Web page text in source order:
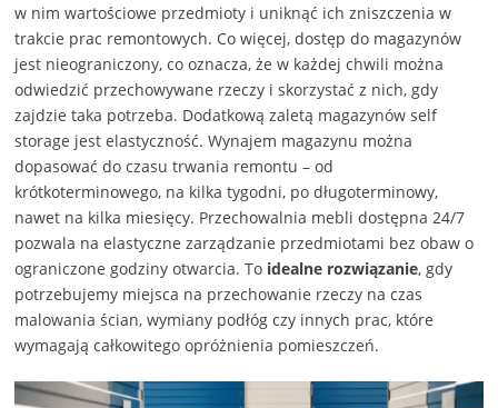
w nim wartościowe przedmioty i uniknąć ich zniszczenia w
trakcie prac remontowych. Co więcej, dostęp do magazynów
jest nieograniczony, co oznacza, że w każdej chwili można
odwiedzić przechowywane rzeczy i skorzystać z nich, gdy
zajdzie taka potrzeba. Dodatkową zaletą magazynów self
storage jest elastyczność. Wynajem magazynu można
dopasować do czasu trwania remontu – od
krótkoterminowego, na kilka tygodni, po długoterminowy,
nawet na kilka miesięcy. Przechowalnia mebli dostępna 24/7
pozwala na elastyczne zarządzanie przedmiotami bez obaw o
ograniczone godziny otwarcia. To idealne rozwiązanie, gdy
potrzebujemy miejsca na przechowanie rzeczy na czas
malowania ścian, wymiany podłóg czy innych prac, które
wymagają całkowitego opróżnienia pomieszczeń.